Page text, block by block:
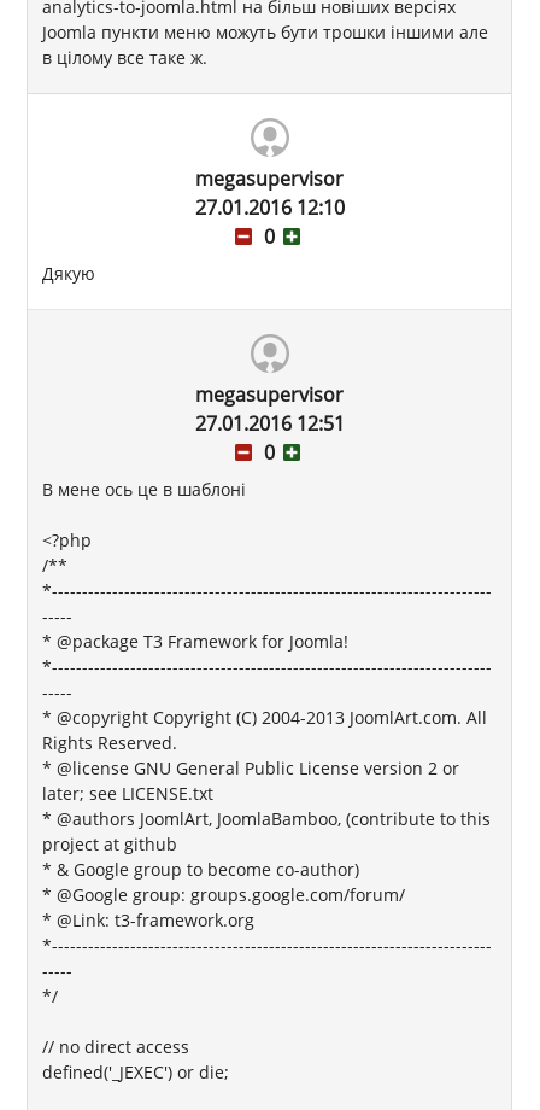
analytics-to-joomla.html на більш новіших версіях
Joomla пункти меню можуть бути трошки іншими але
в цілому все таке ж.
megasupervisor
27.01.2016 12:10
0
Дякую
megasupervisor
27.01.2016 12:51
0
В мене ось це в шаблоні
<?php
/**
*-------------------------------------------------------------------------
-----
* @package T3 Framework for Joomla!
*-------------------------------------------------------------------------
-----
* @copyright Copyright (C) 2004-2013 JoomlArt.com. All
Rights Reserved.
* @license GNU General Public License version 2 or
later; see LICENSE.txt
* @authors JoomlArt, JoomlaBamboo, (contribute to this
project at github
* & Google group to become co-author)
* @Google group: groups.google.com/forum/
* @Link: t3-framework.org
*-------------------------------------------------------------------------
-----
*/
// no direct access
defined('_JEXEC') or die;